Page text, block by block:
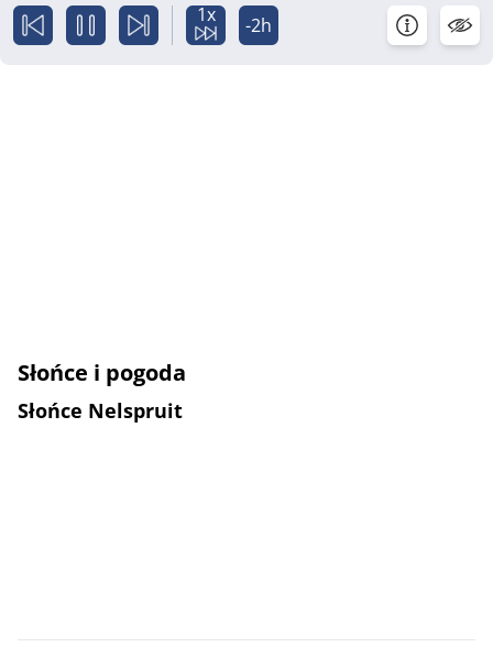
1x -2h
Słońce i pogoda
Słońce Nelspruit